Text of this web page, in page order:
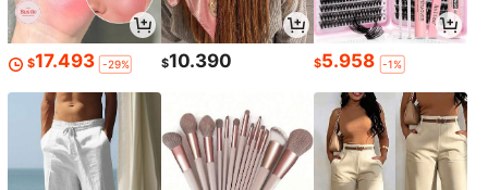
$17.493 -29% $10.390 $5.958 -1%